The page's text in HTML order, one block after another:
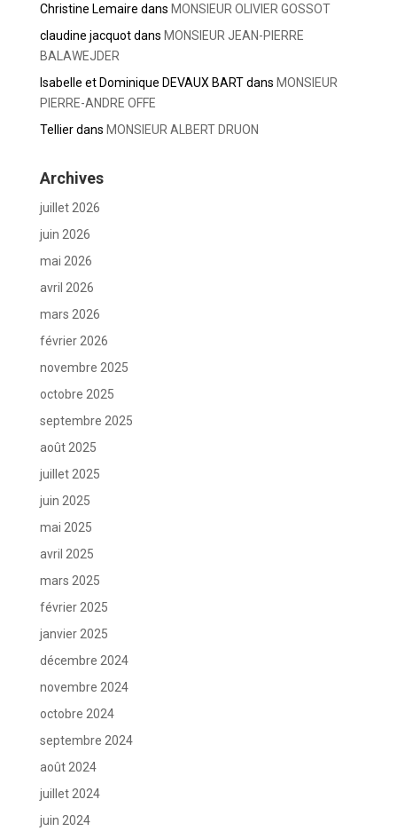
Christine Lemaire dans MONSIEUR OLIVIER GOSSOT
claudine jacquotdans MONSIEUR JEAN-PIERRE
BALAWEJDER
Isabelle et Dominique DEVAUX BARTdans MONSIEUR
PIERRE-ANDRE OFFE
Tellierdans MONSIEUR ALBERT DRUON
Archives
juillet 2026
juin 2026
mai 2026
avril 2026
mars 2026
février 2026
novembre 2025
octobre 2025
septembre 2025
août 2025
juillet 2025
juin 2025
mai 2025
avril 2025
mars 2025
février 2025
janvier 2025
décembre 2024
novembre 2024
octobre 2024
septembre 2024
août 2024
juillet 2024
juin 2024